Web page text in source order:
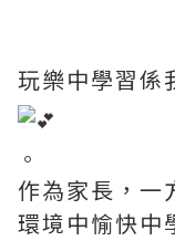
玩樂中學習係
。
作為家長，一
環境中愉快中